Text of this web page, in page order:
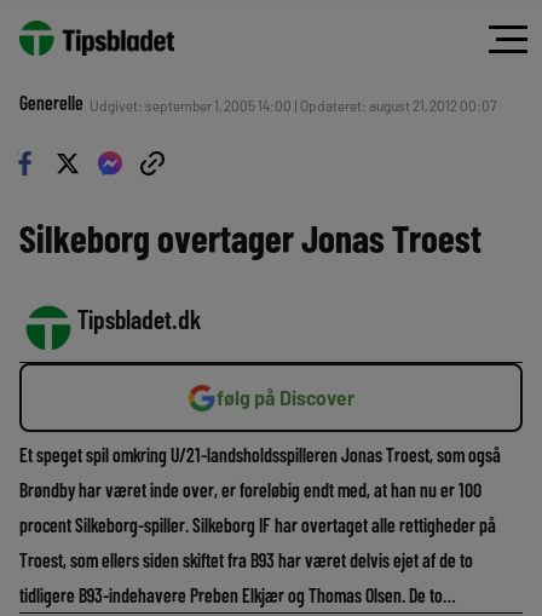
Generelle Udgivet: september 1, 2005 14:00 | Opdateret: august 21, 2012 00:07
Silkeborg overtager Jonas Troest
Tipsbladet.dk
følg på Discover
Et speget spil omkring U/21-landsholdsspilleren Jonas Troest, som også
Brøndby har været inde over, er foreløbig endt med, at han nu er 100
procent Silkeborg-spiller. Silkeborg IF har overtaget alle rettigheder på
Troest, som ellers siden skiftet fra B93 har været delvis ejet af de to
tidligere B93-indehavere Preben Elkjær og Thomas Olsen. De to…